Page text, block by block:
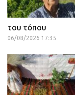
του τόπου
06/08/2026 17:35